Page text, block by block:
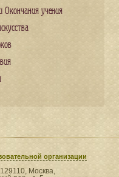
Окончания учения
организации
129110, Москва,